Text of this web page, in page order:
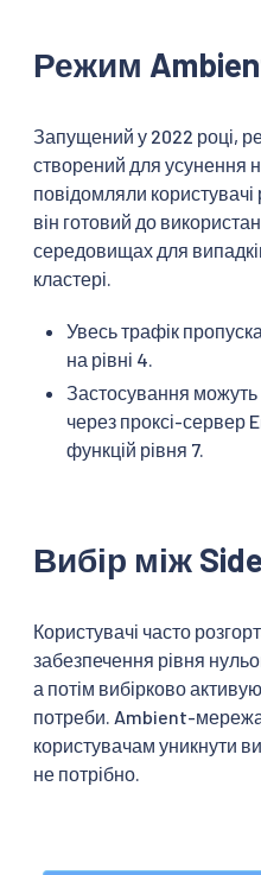
Режим
Запущений у 2022 році,
створений для усунення
повідомляли
він готовий до
середовищах для
кластері.
Увесь трафік
на рівні 4.
Застосування
через проксі-сервер
функцій рівня 7.
Вибір між
Користувачі часто
забезпечення рівня
а потім вибірково
потреби. Ambient-
користувачам уникнути
не потрібно.